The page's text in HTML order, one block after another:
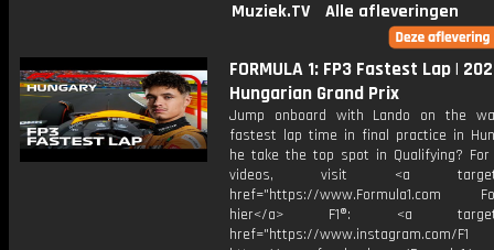
Muziek.TV Alle afleveringen
FORMULA 1: FP3 Fastest Lap |
Hungarian Grand Prix
Jump onboard with Lando on the
fastest lap time in final practice in
he take the top spot in Qualifying? For
videos, visit <a
href="https://www.Formula1.com
hier</a> F1®: <a
href="https://www.instagram.com/F1